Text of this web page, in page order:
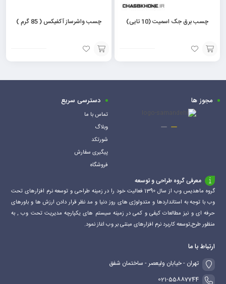
چسب برق جک اسمیت (10 تایی)
افزودن
به
چسب واشرساز آکفیکس ( 85 گرم )
مشاهده
محصول
مجوز ها دسترسی سریع
تماس با ما
وبلاگ
شورتکد
پیگیری سفارش
فروشگاه
معرفی گروه طراحی و توسعه
گروه ماهدیس وب از سال 1390 فعالیت خود را در زمینه طراحی و توسعه نرم افزارهای تحت
وب با توجه به استانداردها و متدولوژی های روز دنیا و مد نظر قرار دادن ارزش ها و باورهای
حرفه ای و نیز مطالعات کیفی و کمی در زمینه سیستم های یکپارچه مدیریت تحت وب , به
منظور طرح,توسعه کاربرد نرم افزارهای مبتنی بر وب اغاز نمود.
ارتباط با ما
تهران - خیابان ولیعصر - ساختمان شفق
021-55887744